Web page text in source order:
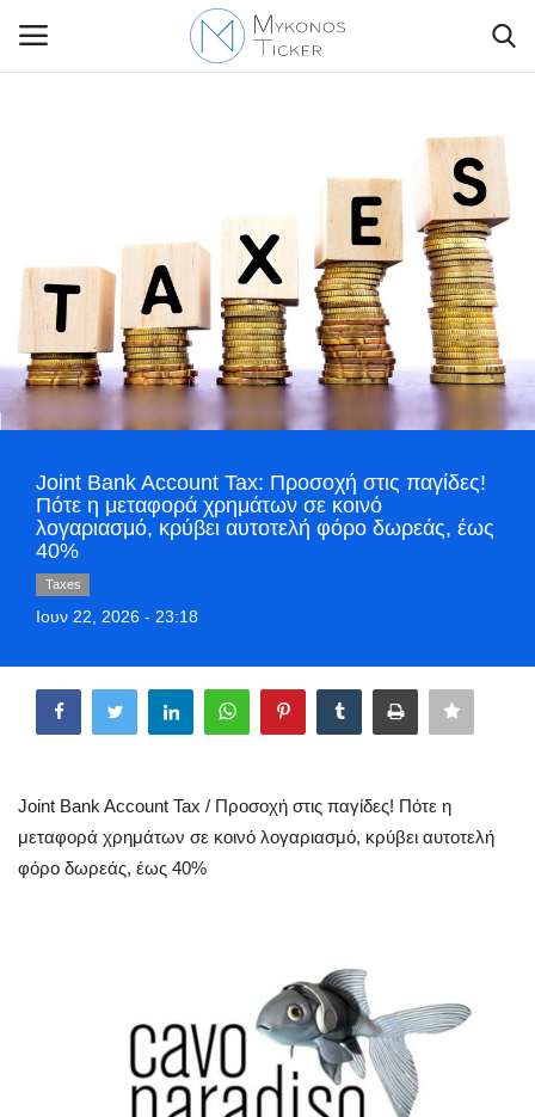
Business
Travel
World
Style Adorés
Greece
Entertainment
Mykonos
Mykonos Ticker TV
Sport
Joint Bank Account Tax: Προσοχή στις παγίδες!
Πότε η μεταφορά χρημάτων σε κοινό
λογαριασμό, κρύβει αυτοτελή φόρο δωρεάς, έως
40%
Taxes
Ιουν 22, 2026 - 23:18
Joint Bank Account Tax / Προσοχή στις παγίδες! Πότε η
μεταφορά χρημάτων σε κοινό λογαριασμό, κρύβει αυτοτελή
φόρο δωρεάς, έως 40%